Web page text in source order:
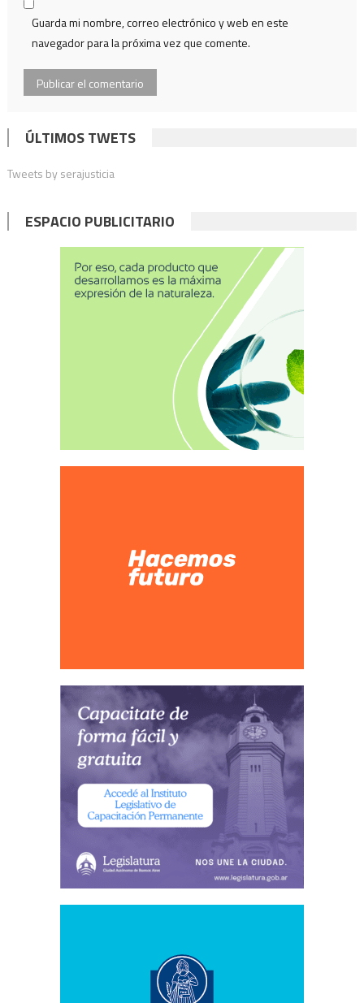
Guarda mi nombre, correo electrónico y web en este
navegador para la próxima vez que comente.
ÚLTIMOS TWETS
Tweets by serajusticia
ESPACIO PUBLICITARIO